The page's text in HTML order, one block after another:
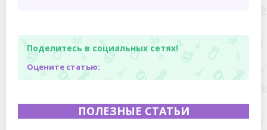
Поделитесь в социальных сетях!
Оцените статью:
ПОЛЕЗНЫЕ СТАТЬИ